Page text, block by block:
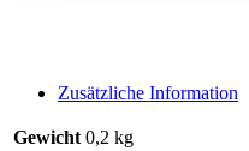
Zusätzliche Information
Gewicht 0,2 kg